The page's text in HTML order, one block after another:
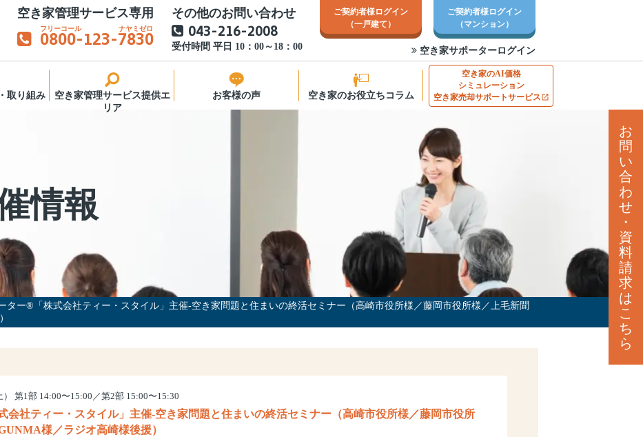
空き家管理サービス専用
0800-123-7830
その他のお問い合わせ
043-216-2008
受付時間 平日 10：00～18：00
ご契約者様ログイン
（一戸建て）
ご契約者様ログイン
（マンション）
空き家サポーターログイン
取り組み
皆様へ
空き家管理サービス提供エ
リア
お客様の声 空き家のお役立ちコラム
空き家のAI価格
シミュレーション
空き家売却サポートサービス
情報
ター®「株式会社ティー・スタイル」主催-空き家問題と住まいの終活セミナー（高崎市役所様／藤岡市役所様／上毛新聞
第1部 14:00〜15:00／第2部 15:00〜15:30
式会社ティー・スタイル」主催-空き家問題と住まいの終活セミナー（高崎市役所様／藤岡市役所
様／ラジオ高崎様後援）
お
問
い
合
わ
せ
・
資
料
請
求
は
こ
ち
ら